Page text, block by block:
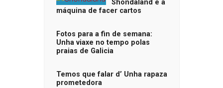
Shondaland e a
máquina de facer cartos
Fotos para a fin de semana:
Unha viaxe no tempo polas
praias de Galicia
Temos que falar d’ Unha rapaza
prometedora